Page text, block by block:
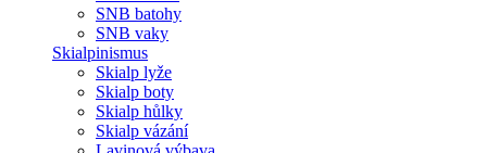
SNB batohy
SNB vaky
Skialpinismus
Skialp lyže
Skialp boty
Skialp hůlky
Skialp vázání